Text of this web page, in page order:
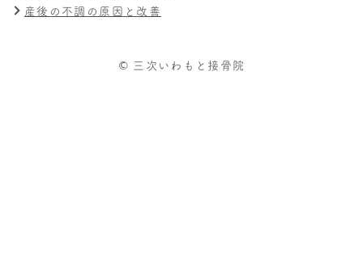
産後の不調の原因と改善
© 三次いわもと接骨院